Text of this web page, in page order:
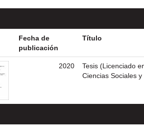
Fecha de
publicación
Título
2020
Tesis (Licenciado
Ciencias Sociales